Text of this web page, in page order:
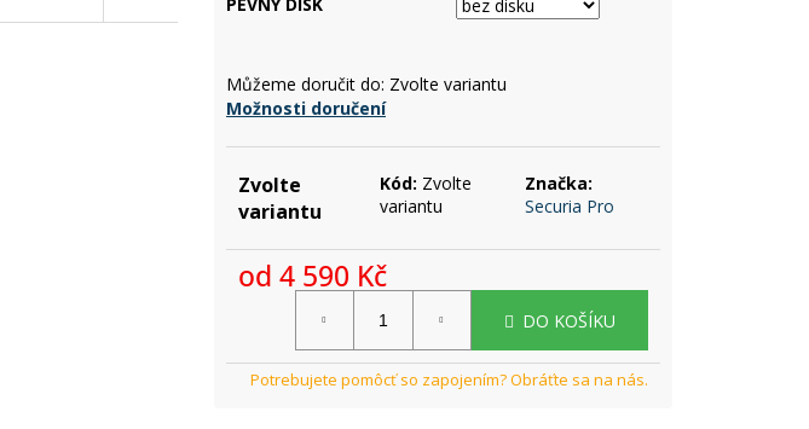
PEVNÝ DISK
Můžeme doručit do: Zvolte variantu
Možnosti doručení
Zvolte
variantu
Kód: Zvolte
variantu
Značka:
Securia Pro
od 4 590 Kč
DO KOŠÍKU
M